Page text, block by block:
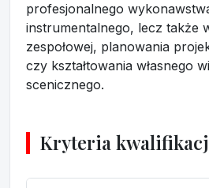
profesjonalnego
instrumentalnego, lecz także
zespołowej, planowania
czy kształtowania własnego
scenicznego.
Kryteria